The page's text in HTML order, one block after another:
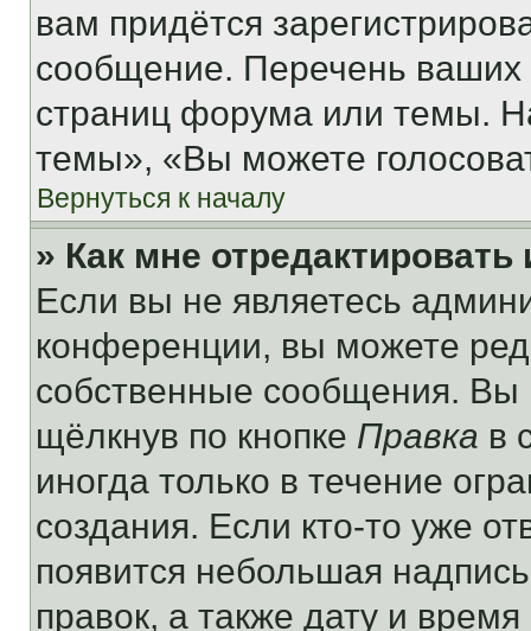
вам придётся
сообщение. Перечень ваших
страниц форума или темы.
темы», «Вы можете
Вернуться к началу
» Как мне
Если вы не являетесь
конференции, вы можете
собственные сообщения. Вы
щёлкнув по кнопке Правка в
иногда только в течение
создания. Если кто-то уже
появится небольшая
правок, а также дату и